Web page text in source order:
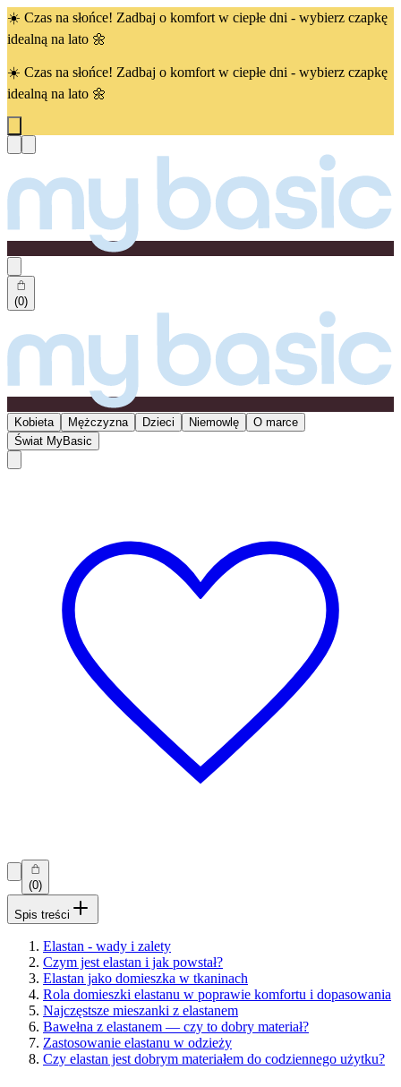
☀️ Czas na słońce! Zadbaj o komfort w ciepłe dni - wybierz czapkę
idealną na lato 🌼
☀️ Czas na słońce! Zadbaj o komfort w ciepłe dni - wybierz czapkę
idealną na lato 🌼
(0)
Kobieta Mężczyzna Dzieci Niemowlę
O marce
Świat MyBasic
(0)
Spis treści
Elastan - wady i zalety
Czym jest elastan i jak powstał?
Elastan jako domieszka w tkaninach
Rola domieszki elastanu w poprawie komfortu i dopasowania
Najczęstsze mieszanki z elastanem
Bawełna z elastanem — czy to dobry materiał?
Zastosowanie elastanu w odzieży
Czy elastan jest dobrym materiałem do codziennego użytku?